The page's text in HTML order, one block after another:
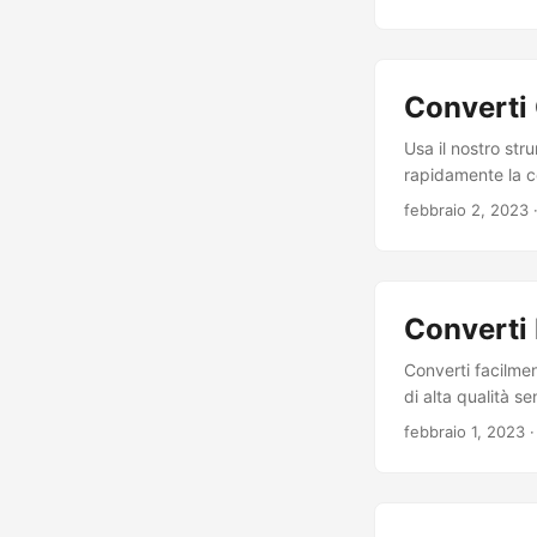
Converti
Usa il nostro
rapidamente la
febbraio 2, 2023
Converti
Converti
di alta qualità
febbraio 1, 2023